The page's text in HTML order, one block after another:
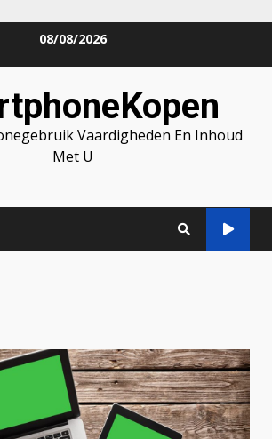
08/08/2026
Vaardigheden En Inhoud
Met U